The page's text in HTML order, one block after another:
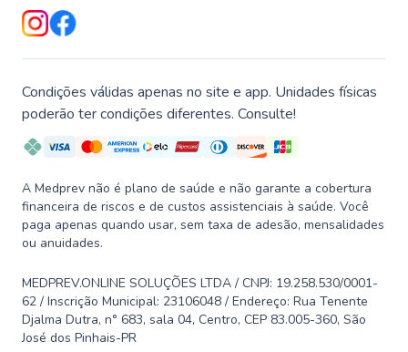
Condições válidas apenas no site e app. Unidades físicas
poderão ter condições diferentes. Consulte!
A Medprev não é plano de saúde e não garante a cobertura
financeira de riscos e de custos assistenciais à saúde. Você
paga apenas quando usar, sem taxa de adesão, mensalidades
ou anuidades.
MEDPREV.ONLINE SOLUÇÕES LTDA / CNPJ: 19.258.530/0001-
62 / Inscrição Municipal: 23106048 / Endereço: Rua Tenente
Djalma Dutra, n° 683, sala 04, Centro, CEP 83.005-360, São
José dos Pinhais-PR